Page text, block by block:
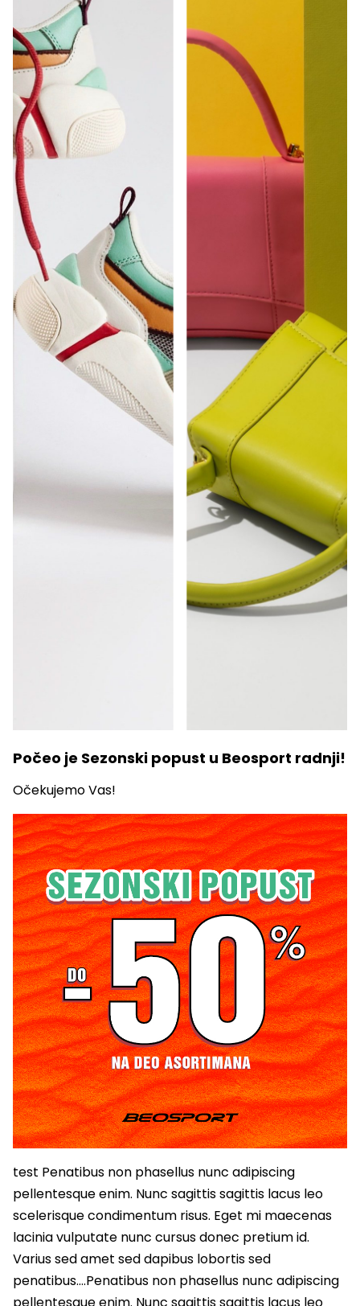
Počeo je Sezonski popust u Beosport radnji!
Očekujemo Vas!
test Penatibus non phasellus nunc adipiscing
pellentesque enim. Nunc sagittis sagittis lacus leo
scelerisque condimentum risus. Eget mi maecenas
lacinia vulputate nunc cursus donec pretium id.
Varius sed amet sed dapibus lobortis sed
penatibus….Penatibus non phasellus nunc adipiscing
pellentesque enim. Nunc sagittis sagittis lacus leo